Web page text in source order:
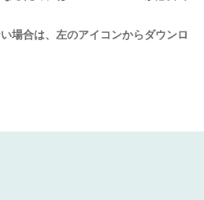
場合は、左のアイコンからダウンロ